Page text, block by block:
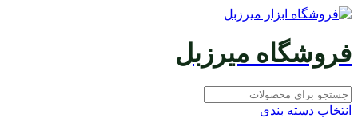
فروشگاه میرزبل
انتخاب دسته بندی